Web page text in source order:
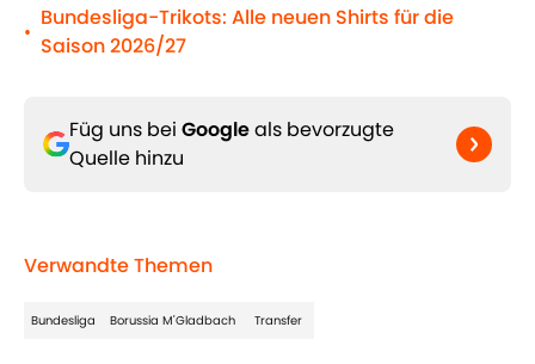
•
Bundesliga-Trikots: Alle neuen Shirts für die
Saison 2026/27
Füg uns bei Googleals bevorzugte
Quelle hinzu
Verwandte Themen
Bundesliga Borussia M'Gladbach Transfer